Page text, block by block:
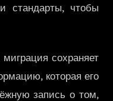
стандарты, чтобы
сохраняет
которая его
запись о том,